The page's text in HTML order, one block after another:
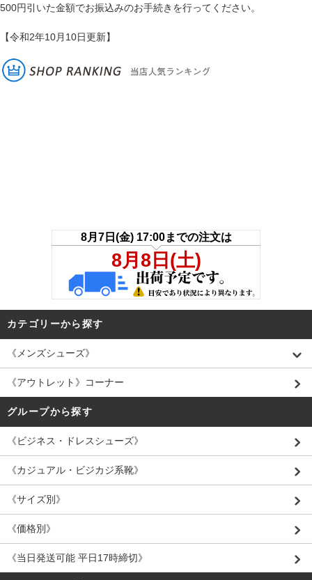
500円引いた金額でお振込みのお手続きを行ってください。
【令和2年10月10日更新】
カテゴリーから探す
《メンズシューズ》
《アウトレット》コーナー
グループから探す
《ビジネス・ドレスシューズ》
《カジュアル・ビジカジ系靴》
《サイズ別》
《価格別》
《当日発送可能 平日17時締切》